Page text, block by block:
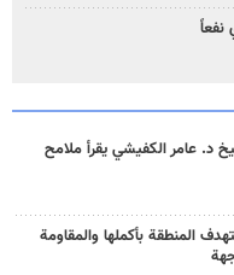
د. عامر الكفيشي يقرأ ملامح
المنطقة بأكملها والمقاومة